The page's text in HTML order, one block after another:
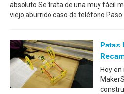
absoluto.Se trata de una muy fácil
viejo aburrido caso de teléfono.Paso
Patas
Hoy